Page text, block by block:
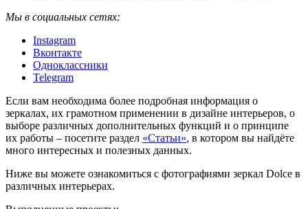
Мы в социальных сетях:
Instagram
Вконтакте
Одноклассники
Telegram
Если вам необходима более подробная информация о
зеркалах, их грамотном применении в дизайне интерьеров, о
выборе различных дополнительных функций и о принципе
их работы – посетите раздел «Статьи», в котором вы найдёте
много интересных и полезных данных.
Ниже вы можете ознакомиться с фотографиями зеркал Dolce в
различных интерьерах.